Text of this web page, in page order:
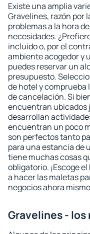
Existe una amplia
Gravelines, razón
problemas a la hora
necesidades.
incluido o, por el
ambiente acogedor y
puedes reservar un
presupuesto.
de hotel y comprueba
de cancelación. Si
encuentran ubicados
desarrollan
encuentran un poco
son perfectos tanto
para una estancia de
tiene muchas cosas
obligatorio. ¡Escoge
a hacer las maletas
negocios ahora
Gravelines -